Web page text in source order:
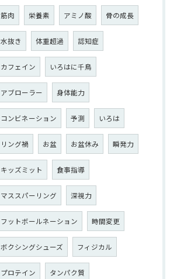
筋肉 栄養素 アミノ酸 骨の成長
水抜き 体重超過 認知症
カフェイン いろはに千鳥
アブローラー 身体能力
コンビネーション 予測 いろは
リング禍 お盆 お盆休み 瞬発力
キッズミット 食事指導
マススパーリング 深視力
フットボールネーション 時間変更
ボクシングシューズ フィジカル
プロテイン タンパク質